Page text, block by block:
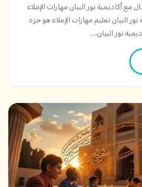
مع أكاديمية نور البيان مهارات الإملاء
البيان تعليم مهارات الإملاء هو جزء
نور البيان،…